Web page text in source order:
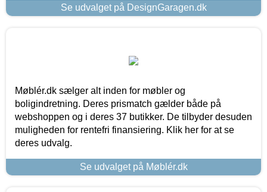
Se udvalget på DesignGaragen.dk
Møblér.dk sælger alt inden for møbler og
boligindretning. Deres prismatch gælder både på
webshoppen og i deres 37 butikker. De tilbyder desuden
muligheden for rentefri finansiering. Klik her for at se
deres udvalg.
Se udvalget på Møblér.dk